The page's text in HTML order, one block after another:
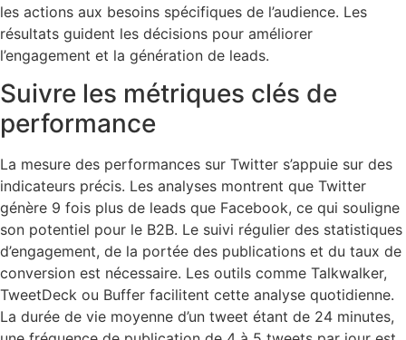
les actions aux besoins spécifiques de l’audience. Les
résultats guident les décisions pour améliorer
l’engagement et la génération de leads.
Suivre les métriques clés de
performance
La mesure des performances sur Twitter s’appuie sur des
indicateurs précis. Les analyses montrent que Twitter
génère 9 fois plus de leads que Facebook, ce qui souligne
son potentiel pour le B2B. Le suivi régulier des statistiques
d’engagement, de la portée des publications et du taux de
conversion est nécessaire. Les outils comme Talkwalker,
TweetDeck ou Buffer facilitent cette analyse quotidienne.
La durée de vie moyenne d’un tweet étant de 24 minutes,